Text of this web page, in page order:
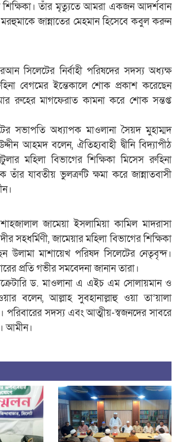
তাঁর মৃত্যুতে আমরা একজন আদর্শবান
মরহুমাকে জান্নাতের মেহমান হিসেবে কবুল করুন
সিলেটের নির্বাহী পরিষদের সদস্য অধ্যক্ষ
বেগমের ইন্তেকালে শোক প্রকাশ করেছেন
রুহের মাগফেরাত কামনা করে শোক সন্তপ্ত
সভাপতি অধ্যাপক মাওলানা সৈয়দ মুহাম্মদ
আহমদ বলেন, ঐতিহ্যবাহী দ্বীনি বিদ্যাপীঠ
মহিলা বিভাগের শিক্ষিকা মিসেস রুহিনা
যাবতীয় ভুলত্রুটি ক্ষমা করে জান্নাতবাসী
জামেয়া ইসলামিয়া কামিল মাদরাসা
সহধর্মিণী, জামেয়ার মহিলা বিভাগের শিক্ষিকা
মাশায়েখ পরিষদ সিলেটের নেতৃবৃন্দ।
প্রতি গভীর সমবেদনা জানান তারা।
ড. মাওলানা এ এইচ এম সোলায়মান ও
বলেন, আল্লাহ সুবহানাল্লাহু ওয়া তা’য়ালা
পরিবারের সদস্য এবং আত্মীয়-স্বজনদের সাবরে
আমীন।